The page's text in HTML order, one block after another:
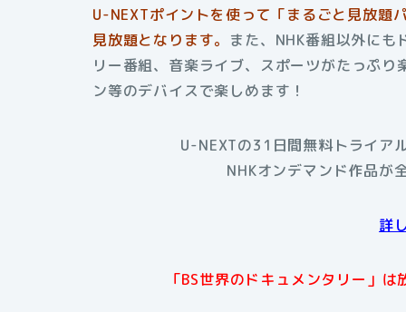
U-NEXTポイントを使って「まるごと見放題
見放題となります。 また、NHK番組以外に
リー番組、音楽ライブ、スポーツがたっぷ
ン等のデバイスで楽しめます！
U-NEXTの31日間無料トライア
NHKオンデマンド作品が
詳
「BS世界のドキュメンタリー」